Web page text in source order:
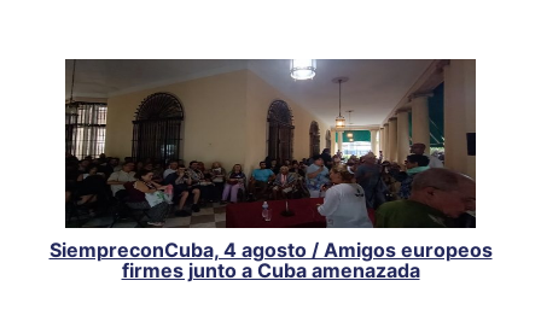
SiempreconCuba, 4 agosto / Amigos europeos
firmes junto a Cuba amenazada